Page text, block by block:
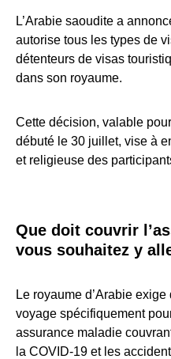
L’Arabie saoudite a
autorise tous les types de
détenteurs de visas
dans son royaume.
Cette décision, valable
débuté le 30 juillet, vise à
et religieuse des
Que doit couvrir
vous souhaitez y
Le royaume d’Arabie
voyage spécifiquement
assurance maladie
la COVID-19 et les